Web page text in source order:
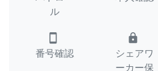
ル
smartphone
番号確認
lock
シェアワ
ーカー保